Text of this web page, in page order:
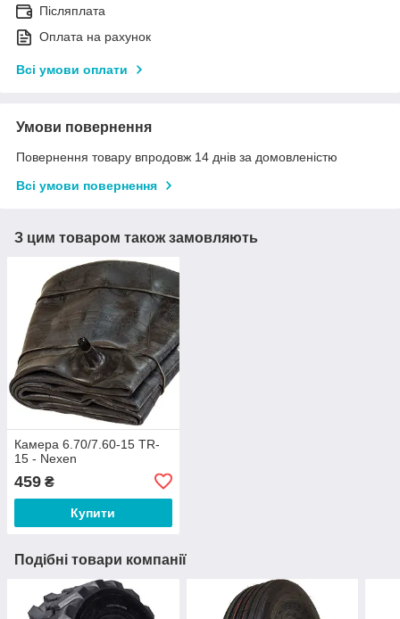
Післяплата
Оплата на рахунок
Всі умови оплати
Умови повернення
Повернення товару впродовж 14 днів за домовленістю
Всі умови повернення
З цим товаром також замовляють
Камера 6.70/7.60-15 TR-
15 - Nexen
459 ₴
Купити
Подібні товари компанії